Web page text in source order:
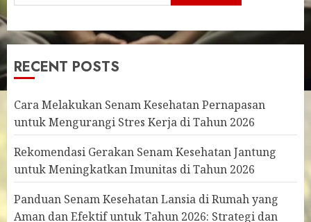
RECENT POSTS
Cara Melakukan Senam Kesehatan Pernapasan
untuk Mengurangi Stres Kerja di Tahun 2026
Rekomendasi Gerakan Senam Kesehatan Jantung
untuk Meningkatkan Imunitas di Tahun 2026
Panduan Senam Kesehatan Lansia di Rumah yang
Aman dan Efektif untuk Tahun 2026: Strategi dan